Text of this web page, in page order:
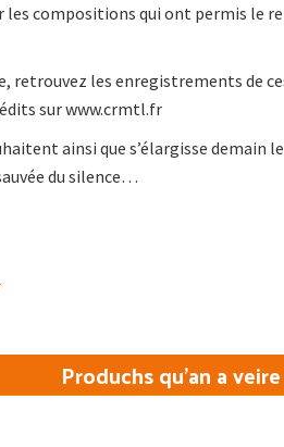
les compositions qui ont permis le
retrouvez les enregistrements de
sur www.crmtl.fr
ainsi que s’élargisse demain
du silence…
Produchs qu'an a veire